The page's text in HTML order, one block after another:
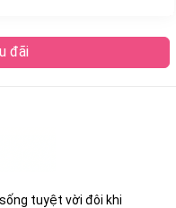
đãi
tuyệt vời đôi khi